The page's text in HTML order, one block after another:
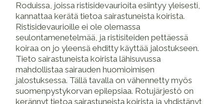
Roduissa, joissa ristisidevaurioita esiintyy yleisesti,
kannattaa kerätä tietoa sairastuneista koirista.
Ristisidevaurioille ei ole olemassa
seulontamenetelmää, ja ristisiteiden pettäessä
koiraa on jo yleensä ehditty käyttää jalostukseen.
Tieto sairastuneista koirista lähisuvussa
mahdollistaa sairauden huomioimisen
jalostuksessa. Tällä tavalla on vähennetty myös
suomenpystykorvan epilepsiaa. Rotujärjestö on
kerännyt tietoa sairastuneista koirista ja yhdistänyt